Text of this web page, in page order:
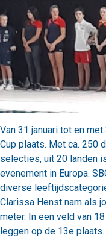
Van 31 januari tot en
Cup plaats. Met ca. 250
selecties, uit 20 landen
evenement in Europa.
diverse
Clarissa Henst nam als
meter. In een veld van
leggen op de 13e